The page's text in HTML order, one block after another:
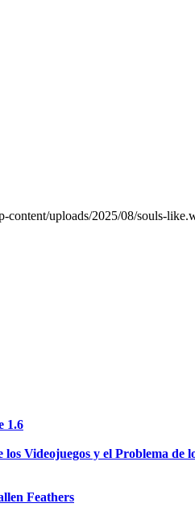
content/uploads/2025/08/souls-
1.6
Videojuegos y el Problema de
Feathers